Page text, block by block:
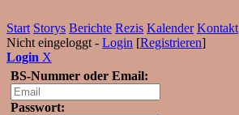
Start Storys Berichte Rezis Kalender Kontakt
Nicht eingeloggt - Login [Registrieren]
Login X
BS-Nummer oder Email:
Passwort: